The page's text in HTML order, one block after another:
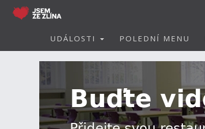
UDÁLOSTI POLEDNÍ MENU